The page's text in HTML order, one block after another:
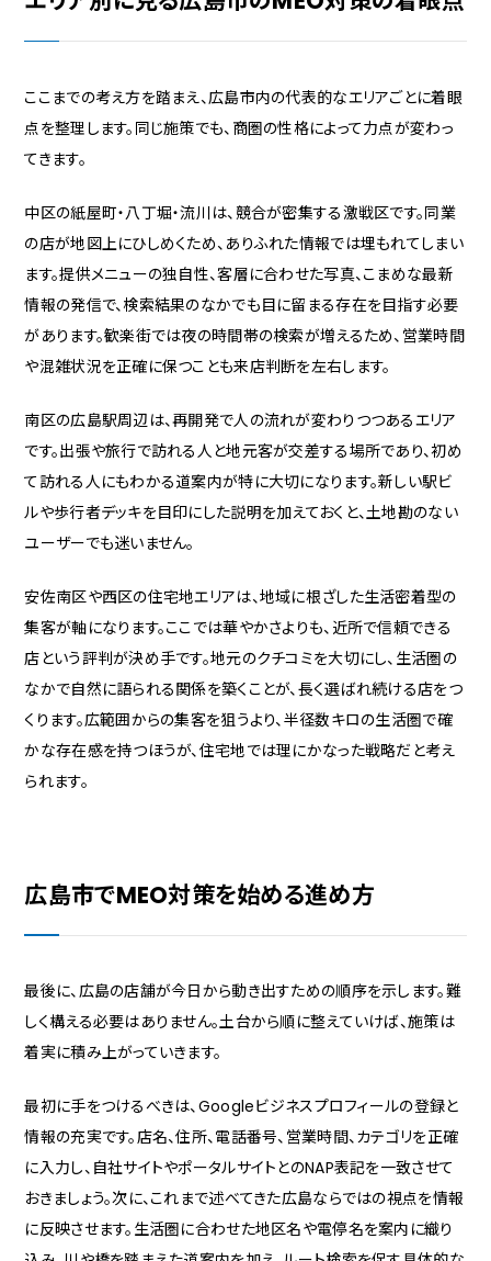
ここまでの考え方を踏まえ、広島市内の代表的なエリアごとに着眼
点を整理します。同じ施策でも、商圏の性格によって力点が変わっ
てきます。
中区の紙屋町・八丁堀・流川は、競合が密集する激戦区です。同業
の店が地図上にひしめくため、ありふれた情報では埋もれてしまい
ます。提供メニューの独自性、客層に合わせた写真、こまめな最新
情報の発信で、検索結果のなかでも目に留まる存在を目指す必要
があります。歓楽街では夜の時間帯の検索が増えるため、営業時間
や混雑状況を正確に保つことも来店判断を左右します。
南区の広島駅周辺は、再開発で人の流れが変わりつつあるエリア
です。出張や旅行で訪れる人と地元客が交差する場所であり、初め
て訪れる人にもわかる道案内が特に大切になります。新しい駅ビ
ルや歩行者デッキを目印にした説明を加えておくと、土地勘のない
ユーザーでも迷いません。
安佐南区や西区の住宅地エリアは、地域に根ざした生活密着型の
集客が軸になります。ここでは華やかさよりも、近所で信頼できる
店という評判が決め手です。地元のクチコミを大切にし、生活圏の
なかで自然に語られる関係を築くことが、長く選ばれ続ける店をつ
くります。広範囲からの集客を狙うより、半径数キロの生活圏で確
かな存在感を持つほうが、住宅地では理にかなった戦略だと考え
られます。
広島市でMEO対策を始める進め方
最後に、広島の店舗が今日から動き出すための順序を示します。難
しく構える必要はありません。土台から順に整えていけば、施策は
着実に積み上がっていきます。
最初に手をつけるべきは、Googleビジネスプロフィールの登録と
情報の充実です。店名、住所、電話番号、営業時間、カテゴリを正確
に入力し、自社サイトやポータルサイトとのNAP表記を一致させて
おきましょう。次に、これまで述べてきた広島ならではの視点を情報
に反映させます。生活圏に合わせた地区名や電停名を案内に織り